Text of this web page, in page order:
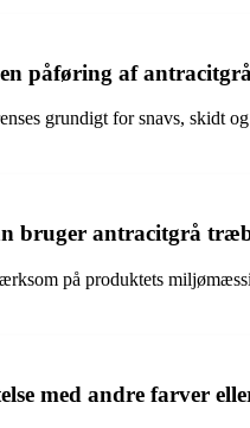
påføring af
grundigt for snavs, skidt
bruger antracitgrå
på produktets
med andre farver